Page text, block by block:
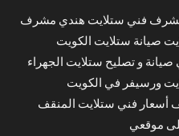
فني ستلايت هندي مشرف
صيانة ستلايت الكويت
و تصليح ستلايت الجهراء
ورسيفر في الكويت
أسعار فني ستلايت المنقف
موقعي